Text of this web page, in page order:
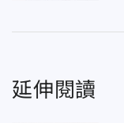
延伸閱讀